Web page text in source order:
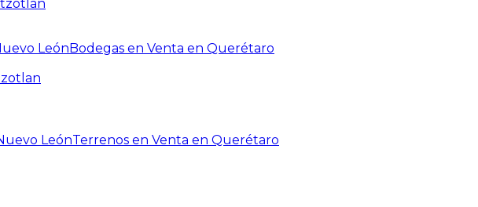
LeónBodegas en Venta en Querétaro
LeónTerrenos en Venta en Querétaro